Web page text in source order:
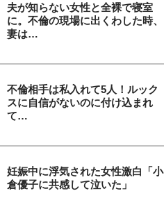
夫が知らない女性と全裸で寝室
に。不倫の現場に出くわした時、
妻は…
不倫相手は私入れて5人！ルック
スに自信がないのに付け込まれ
て…
妊娠中に浮気された女性激白「小
倉優子に共感して泣いた」